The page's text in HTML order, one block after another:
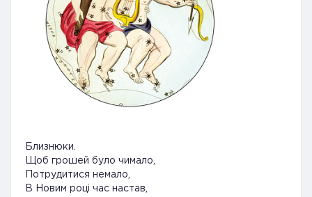
Близнюки.
Щоб грошей було чимало,
Потрудитися немало,
В Новим році час настав,